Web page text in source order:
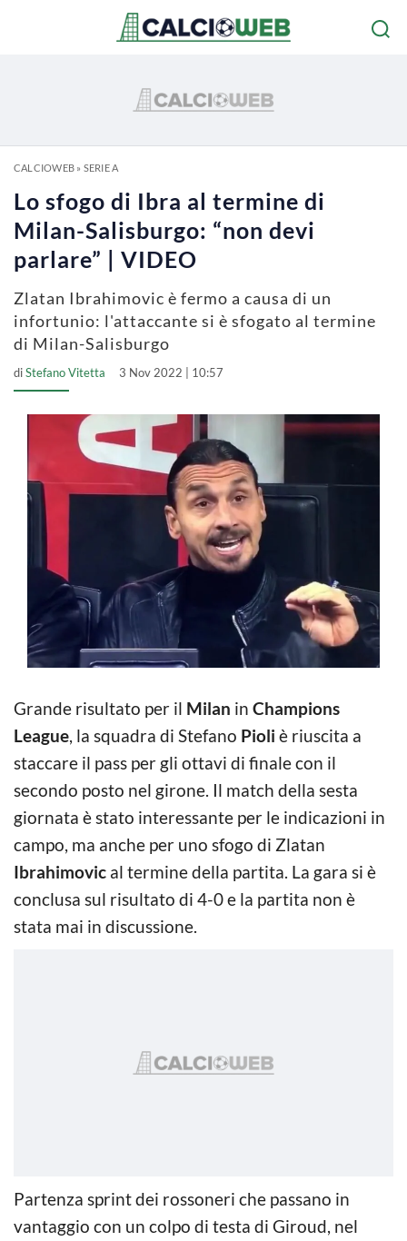
CALCIOWEB» SERIE A
Lo sfogo di Ibra al termine di
Milan-Salisburgo: “non devi
parlare” | VIDEO
Zlatan Ibrahimovic è fermo a causa di un
infortunio: l'attaccante si è sfogato al termine
di Milan-Salisburgo
diStefano Vitetta 3 Nov 2022 | 10:57
Grande risultato per il Milan in Champions
League, la squadra di Stefano Pioli è riuscita a
staccare il pass per gli ottavi di finale con il
secondo posto nel girone. Il match della sesta
giornata è stato interessante per le indicazioni in
campo, ma anche per uno sfogo di Zlatan
Ibrahimovic al termine della partita. La gara si è
conclusa sul risultato di 4-0 e la partita non è
stata mai in discussione.
Partenza sprint dei rossoneri che passano in
vantaggio con un colpo di testa di Giroud, nel